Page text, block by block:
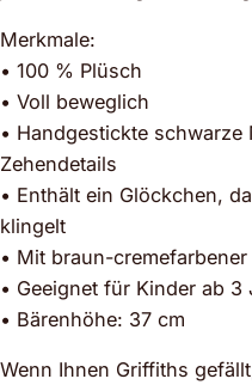
Merkmale:
• 100 % Plüsch
• Voll beweglich
• Handgestickte schwarze
Zehendetails
• Enthält ein Glöckchen,
klingelt
• Mit braun-
• Geeignet für Kinder ab 3
• Bärenhöhe: 37 cm
Wenn Ihnen Griffiths